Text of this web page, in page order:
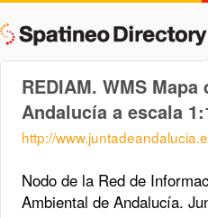
REDIAM. WMS
Andalucía a escala
http://
Nodo de la Red de
Ambiental de Andalucía.